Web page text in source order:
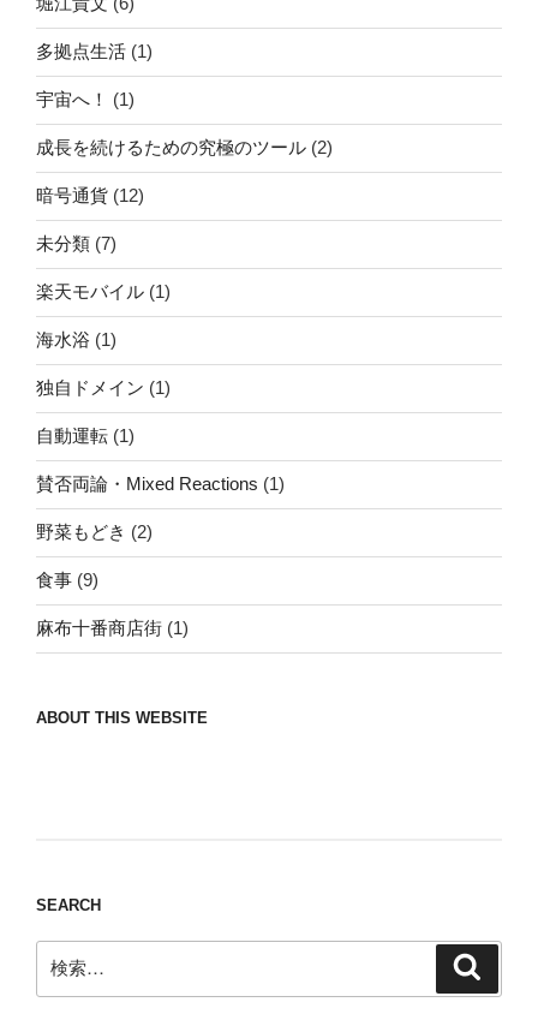
多拠点生活 (1)
宇宙へ！ (1)
成長を続けるための究極のツール (2)
暗号通貨 (12)
未分類 (7)
楽天モバイル (1)
海水浴 (1)
独自ドメイン (1)
自動運転 (1)
賛否両論・Mixed Reactions (1)
野菜もどき (2)
食事 (9)
麻布十番商店街 (1)
ABOUT THIS WEBSITE
SEARCH
索: